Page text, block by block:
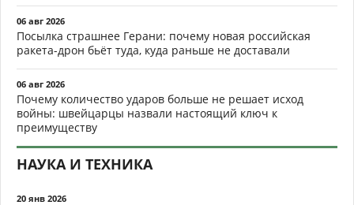
06 авг 2026
Посылка страшнее Герани: почему новая российская
ракета-дрон бьёт туда, куда раньше не доставали
06 авг 2026
Почему количество ударов больше не решает исход
войны: швейцарцы назвали настоящий ключ к
преимуществу
НАУКА И ТЕХНИКА
20 янв 2026